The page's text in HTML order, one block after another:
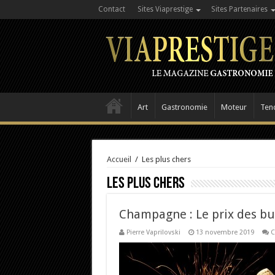
Contact Sites Viaprestige Sites Partenaires
Art Gastronomie Moteur
Accueil / Les plus chers
Les plus chers
Champagne : Le prix des
Pierre Vaprilovski 13 novembre 2019